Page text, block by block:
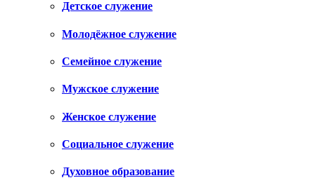
Детское служение
Молодёжное служение
Семейное служение
Мужское служение
Женское служение
Социальное служение
Духовное образование